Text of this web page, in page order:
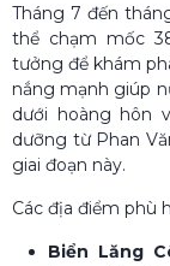
Tháng 7 đến
thể chạm mốc
tưởng để khám
nắng mạnh giúp
dưới hoàng hôn
dưỡng từ Phan
giai đoạn này.
Các địa điểm phù
Biển Lăng